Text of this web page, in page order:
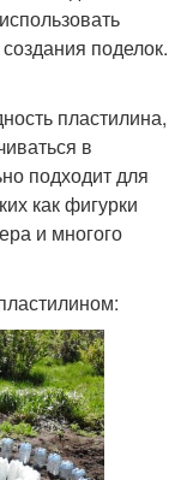
поделок.
пластилина,
в
подходит для
как фигурки
и многого